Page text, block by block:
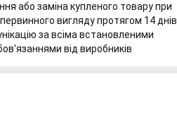
або заміна купленого товару при
вигляду протягом 14 днів.
за всіма встановленими
від виробників